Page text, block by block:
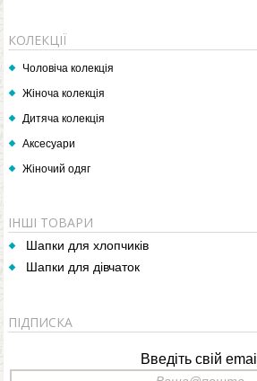
КОЛЕКЦІЇ
Чоловіча колекція
Жіноча колекція
Дитяча колекція
Аксесуари
Жіночий одяг
ІНШІ ТОВАРИ
Шапки для хлопчиків
Шапки для дівчаток
ПІДПИСКА
Введіть свій email